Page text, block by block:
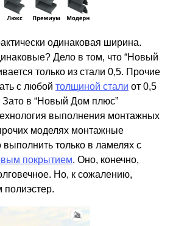
одинаковая ширина.
Дело в том, что “Новый
только из стали 0,5. Прочие
с любой толщиной стали от 0,5
в “Новый Дом плюс”
выполнения монтажных
моделях монтажные
только в ламелях с
покрытием. Оно, конечно,
Но, к сожалению,
полиэстер.